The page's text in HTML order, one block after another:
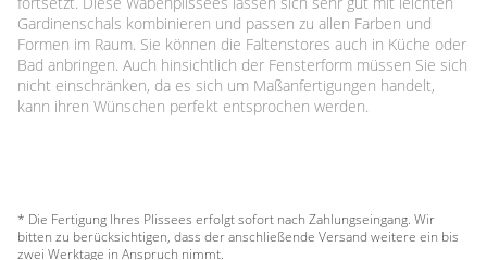
Gardinenschals kombinieren und passen zu allen Farben und
Formen im Raum. Sie können die Faltenstores auch in Küche oder
Bad anbringen. Auch hinsichtlich der Fensterform müssen Sie sich
nicht einschränken, da es sich um Maßanfertigungen handelt,
kann ihren Wünschen perfekt entsprochen werden.
* Die Fertigung Ihres Plissees erfolgt sofort nach Zahlungseingang. Wir
bitten zu berücksichtigen, dass der anschließende Versand weitere ein bis
zwei Werktage in Anspruch nimmt.